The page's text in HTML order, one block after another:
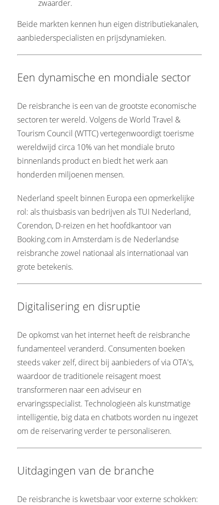
zwaarder.
Beide markten kennen hun eigen distributiekanalen,
aanbiederspecialisten en prijsdynamieken.
Een dynamische en mondiale sector
De reisbranche is een van de grootste economische
sectoren ter wereld. Volgens de World Travel &
Tourism Council (WTTC) vertegenwoordigt toerisme
wereldwijd circa 10% van het mondiale bruto
binnenlands product en biedt het werk aan
honderden miljoenen mensen.
Nederland speelt binnen Europa een opmerkelijke
rol: als thuisbasis van bedrijven als TUI Nederland,
Corendon, D-reizen en het hoofdkantoor van
Booking.com in Amsterdam is de Nederlandse
reisbranche zowel nationaal als internationaal van
grote betekenis.
Digitalisering en disruptie
De opkomst van het internet heeft de reisbranche
fundamenteel veranderd. Consumenten boeken
steeds vaker zelf, direct bij aanbieders of via OTA's,
waardoor de traditionele reisagent moest
transformeren naar een adviseur en
ervaringsspecialist. Technologieën als kunstmatige
intelligentie, big data en chatbots worden nu ingezet
om de reiservaring verder te personaliseren.
Uitdagingen van de branche
De reisbranche is kwetsbaar voor externe schokken: